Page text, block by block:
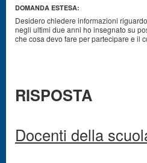
DOMANDA ESTESA:
Desidero chiedere informazioni
negli ultimi due anni ho insegnato su
che cosa devo fare per partecipare e il
RISPOSTA
Docenti della